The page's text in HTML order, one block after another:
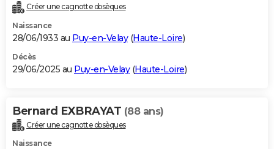
Créer une cagnotte obsèques
Naissance
28/06/1933 au Puy-en-Velay(Haute-Loire)
Décès
29/06/2025 au Puy-en-Velay(Haute-Loire)
Bernard EXBRAYAT (88 ans)
Créer une cagnotte obsèques
Naissance